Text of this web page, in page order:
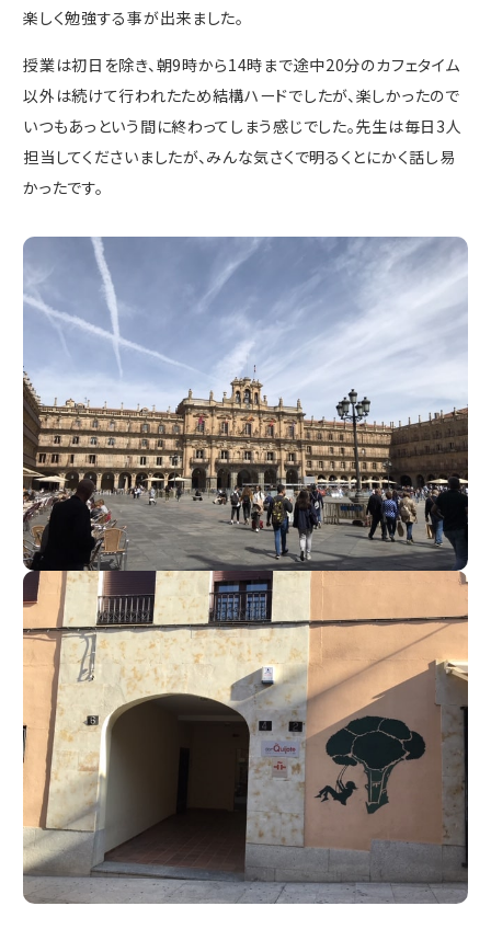
楽しく勉強する事が出来ました。
授業は初日を除き、朝9時から14時まで途中20分のカフェタイム
以外は続けて行われたため結構ハードでしたが、楽しかったので
いつもあっという間に終わってしまう感じでした。先生は毎日3人
担当してくださいましたが、みんな気さくで明るくとにかく話し易
かったです。